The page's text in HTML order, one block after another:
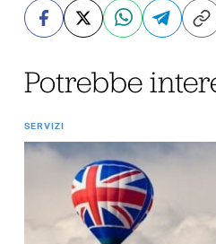
Potrebbe
SERVIZI